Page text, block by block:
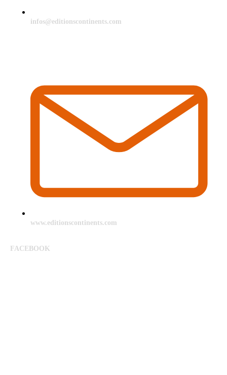
infos@editionscontinents.com
www.editionscontinents.com
FACEBOOK